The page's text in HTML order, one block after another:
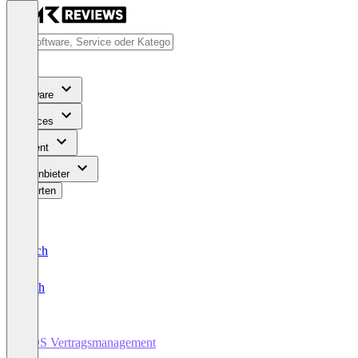
Software
Services
Content
Für Anbieter
Bewerten
Deutsch
English
KDS Vertragsmanagement